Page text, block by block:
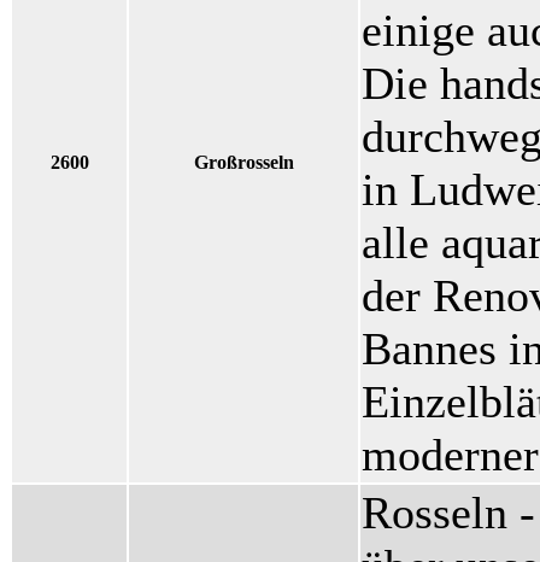
2600 Großrosseln
einige
Die
in
alle
der
Bannes
Rosseln